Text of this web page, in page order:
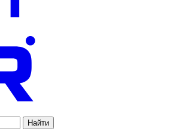
Найти